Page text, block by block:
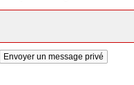
Envoyer un message privé